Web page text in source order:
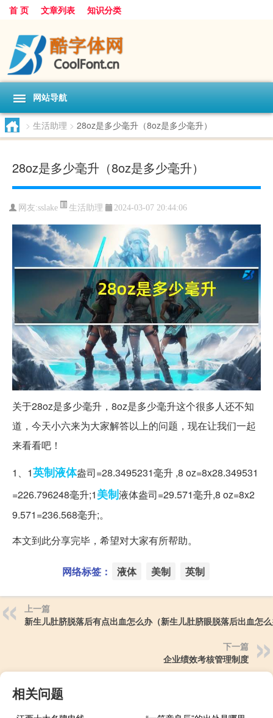
首 页 文章列表 知识分类
网站导航
> 生活助理 > 28oz是多少毫升（8oz是多少毫升）
28oz是多少毫升（8oz是多少毫升）
网友:sslake 生活助理 2024-03-07 20:44:06
关于28oz是多少毫升，8oz是多少毫升这个很多人还不知
道，今天小六来为大家解答以上的问题，现在让我们一起
来看看吧！
1、1英制液体盎司=28.3495231毫升 ,8 oz=8x28.349531
=226.796248毫升;1美制液体盎司=29.571毫升,8 oz=8x2
9.571=236.568毫升;。
本文到此分享完毕，希望对大家有所帮助。
网络标签： 液体 美制 英制
上一篇
新生儿肚脐脱落后有点出血怎么办（新生儿肚脐眼脱落后出血怎
下一篇
企业绩效考核管理制度
相关问题